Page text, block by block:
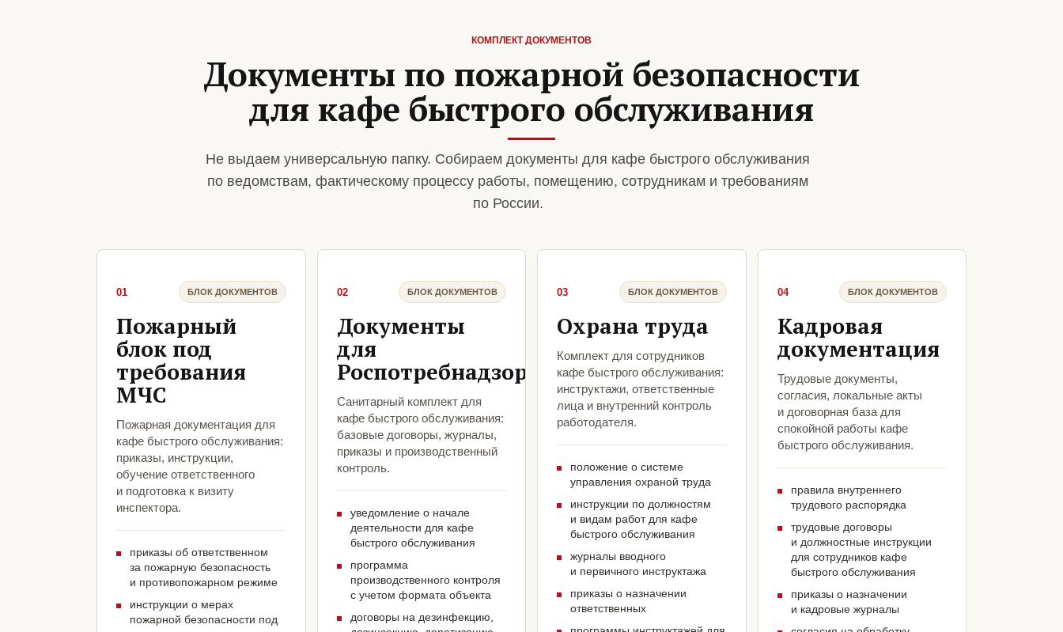
КОМПЛЕКТ ДОКУМЕНТОВ
Документы по пожарной безопасности
для кафе быстрого обслуживания
Не выдаем универсальную папку. Собираем документы для кафе быстрого обслуживания
по ведомствам, фактическому процессу работы, помещению, сотрудникам и требованиям
по России.
01 БЛОК ДОКУМЕНТОВ
Пожарный
блок под
требования
МЧС
Пожарная документация для
кафе быстрого обслуживания:
приказы, инструкции,
обучение ответственного
и подготовка к визиту
инспектора.
приказы об ответственном
за пожарную безопасность
и противопожарном режиме
инструкции о мерах
пожарной безопасности под
02 БЛОК ДОКУМЕНТОВ
Документы
для
Роспотребнадзора
Санитарный комплект для
кафе быстрого обслуживания:
базовые договоры, журналы,
приказы и производственный
контроль.
уведомление о начале
деятельности для кафе
быстрого обслуживания
программа
производственного контроля
с учетом формата объекта
договоры на дезинфекцию,
03 БЛОК ДОКУМЕНТОВ
Охрана труда
Комплект для сотрудников
кафе быстрого обслуживания:
инструктажи, ответственные
лица и внутренний контроль
работодателя.
положение о системе
управления охраной труда
инструкции по должностям
и видам работ для кафе
быстрого обслуживания
журналы вводного
и первичного инструктажа
приказы о назначении
ответственных
04 БЛОК ДОКУМЕНТОВ
Кадровая
документация
Трудовые документы,
согласия, локальные акты
и договорная база для
спокойной работы кафе
быстрого обслуживания.
правила внутреннего
трудового распорядка
трудовые договоры
и должностные инструкции
для сотрудников кафе
быстрого обслуживания
приказы о назначении
и кадровые журналы